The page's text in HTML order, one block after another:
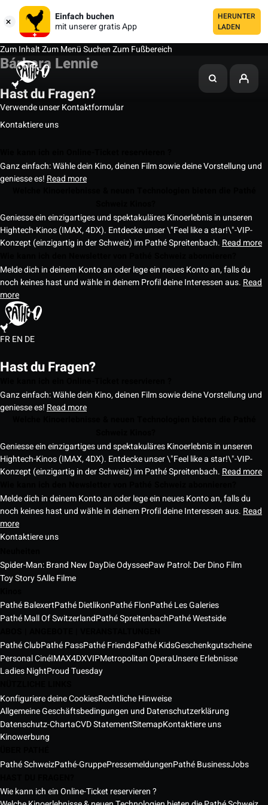
Einfach buchen
mit unserer gratis App
HERUNTER
LADEN
Zum InhaltZum MenüSuchenZum Fußbereich
Bárbara Lennie
Hast du Fragen?
Verwende unser Kontaktformular
Kontaktiere uns
Ganz einfach: Wähle dein Kino, deinen Film sowie deine Vorstellung und
geniesse es! Read more
Geniesse ein einzigartiges und spektakuläres Kinoerlebnis in unseren
Hightech-Kinos (IMAX, 4DX). Entdecke unser \"Feel like a star!\"-VIP-
Konzept (einzigartig in der Schweiz) im Pathé Spreitenbach. Read more
Melde dich in deinem Konto an oder lege ein neues Konto an, falls du
noch keines hast und wähle in deinem Profil deine Interessen aus. Read
more
FREN DE
Hast du Fragen?
Ganz einfach: Wähle dein Kino, deinen Film sowie deine Vorstellung und
geniesse es! Read more
Geniesse ein einzigartiges und spektakuläres Kinoerlebnis in unseren
Hightech-Kinos (IMAX, 4DX). Entdecke unser \"Feel like a star!\"-VIP-
Konzept (einzigartig in der Schweiz) im Pathé Spreitenbach. Read more
Melde dich in deinem Konto an oder lege ein neues Konto an, falls du
noch keines hast und wähle in deinem Profil deine Interessen aus. Read
more
Kontaktiere uns
Spider-Man: Brand New DayDie OdysseePaw Patrol: Der Dino Film
Toy Story 5Alle Filme
Pathé BalexertPathé DietlikonPathé FlonPathé Les Galeries
Pathé Mall Of SwitzerlandPathé SpreitenbachPathé Westside
Pathé ClubPathé PassPathé FriendsPathé KidsGeschenkgutscheine
Personal CinéIMAX4DXVIPMetropolitan OperaUnsere Erlebnisse
Ladies NightProud Tuesday
Konfiguriere deine CookiesRechtliche Hinweise
Allgemeine Geschäftsbedingungen und Datenschutzerklärung
Datenschutz-ChartaCVD StatementSitemapKontaktiere uns
Kinowerbung
Pathé SchweizPathé-GruppePressemeldungenPathé BusinessJobs
Wie kann ich ein Online-Ticket reservieren ?